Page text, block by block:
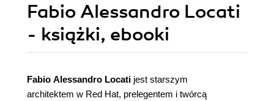
Fabio Alessandro Locati
- książki, ebooki
Fabio Alessandro Locati jest starszym
architektem w Red Hat, prelegentem i twórcą